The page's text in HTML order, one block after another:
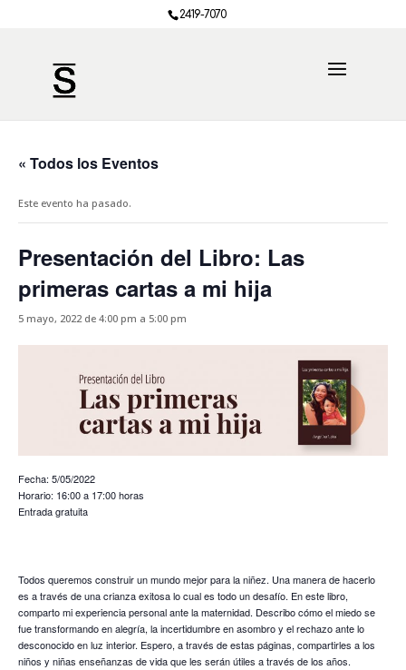
2419-7070
« Todos los Eventos
Este evento ha pasado.
Presentación del Libro: Las
primeras cartas a mi hija
5 mayo, 2022 de 4:00 pm a 5:00 pm
Fecha: 5/05/2022
Horario: 16:00 a 17:00 horas
Entrada gratuita
Todos queremos construir un mundo mejor para la niñez. Una manera de hacerlo
es a través de una crianza exitosa lo cual es todo un desafío. En este libro,
comparto mi experiencia personal ante la maternidad. Describo cómo el miedo se
fue transformando en alegría, la incertidumbre en asombro y el rechazo ante lo
desconocido en luz interior. Espero, a través de estas páginas, compartirles a los
niños y niñas enseñanzas de vida que les serán útiles a través de los años.